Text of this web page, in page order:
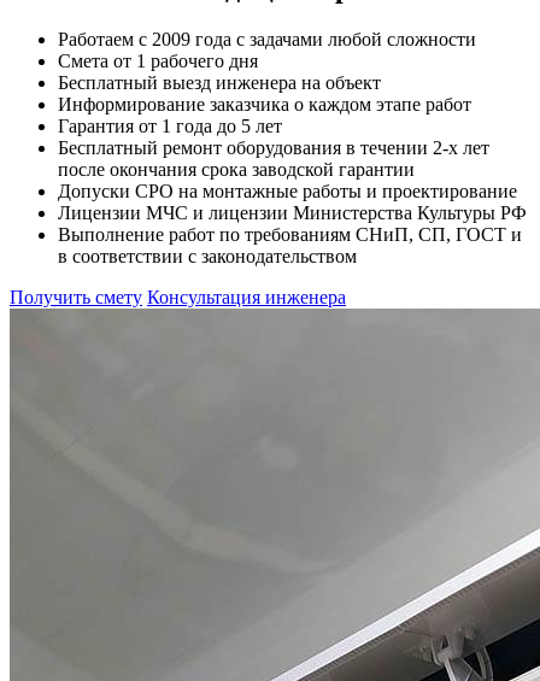
Работаем с 2009 года с задачами любой сложности
Смета от 1 рабочего дня
Бесплатный выезд инженера на объект
Информирование заказчика о каждом этапе работ
Гарантия от 1 года до 5 лет
Бесплатный ремонт оборудования в течении 2-х лет
после окончания срока заводской гарантии
Допуски СРО на монтажные работы и проектирование
Лицензии МЧС и лицензии Министерства Культуры РФ
Выполнение работ по требованиям СНиП, СП, ГОСТ и
в соответствии с законодательством
Получить смету Консультация инженера